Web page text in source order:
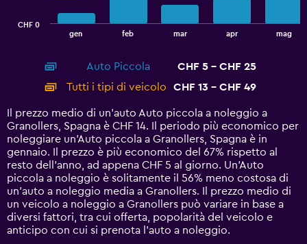
displaying
categories.
14
categories.
The
chart
has
1
Y
axis
displaying
values.
Range:
gen feb mar apr mag
CHF 0
End
Auto Piccola
CHF 5 - CHF 25
Tutti i tipi di veicolo
CHF 13 - CHF 49
Il prezzo medio di un'auto Auto piccola a noleggio a
Granollers, Spagna è CHF 14. Il periodo più economico per
noleggiare un'Auto piccola a Granollers, Spagna è in
gennaio. Il prezzo è più economico del 67% rispetto al
resto dell'anno, ad appena CHF 5 al giorno. Un'Auto
piccola a noleggio è solitamente il 56% meno costosa di
un'auto a noleggio media a Granollers. Il prezzo medio di
un veicolo a noleggio a Granollers può variare in base a
diversi fattori, tra cui offerta, popolarità del veicolo e
anticipo con cui si prenota l'auto a noleggio.